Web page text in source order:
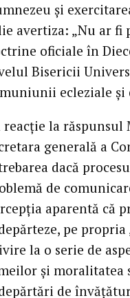
și
avertiza: „Nu ar fi
oficiale în
Bisericii
ecleziale
reacție la
generală a
dacă
de
aparentă că
pe propria
la o serie de
și moralitatea
de